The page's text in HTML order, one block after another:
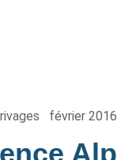
février 2016